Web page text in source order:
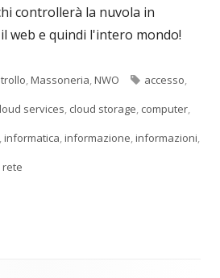
controllerà la nuvola in
web e quindi l'intero mondo!
,Massoneria,NWO Tag
accesso,
services, cloud storage, computer,
,informatica,informazione,informazioni,
rete